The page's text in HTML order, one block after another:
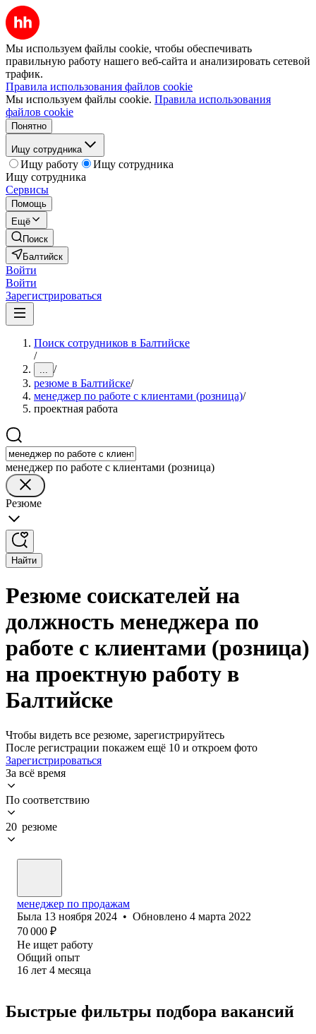
Мы используем файлы cookie, чтобы обеспечивать
правильную работу нашего веб-сайта и анализировать сетевой
трафик.
Правила использования файлов cookie
Мы используем файлы cookie. Правила использования
файлов cookie
Понятно
Ищу сотрудника
Ищу работу
Ищу сотрудника
Ищу сотрудника
Сервисы
Помощь
Ещё
Поиск
Балтийск
Войти
Войти
Зарегистрироваться
Поиск сотрудников в Балтийске
/
... /
резюме в Балтийске/
менеджер по работе с клиентами (розница)/
проектная работа
менеджер по работе с клиентами (розница)
Резюме
Найти
Резюме соискателей на
должность менеджера по
работе с клиентами (розница)
на проектную работу в
Балтийске
Чтобы видеть все резюме, зарегистрируйтесь
После регистрации покажем ещё 10 и откроем фото
Зарегистрироваться
За всё время
По соответствию
20 резюме
менеджер по продажам
Была 13 ноября 2024 • Обновлено 4 марта 2022
70 000 ₽
Не ищет работу
Общий опыт
16 лет 4 месяца
Быстрые фильтры подбора вакансий